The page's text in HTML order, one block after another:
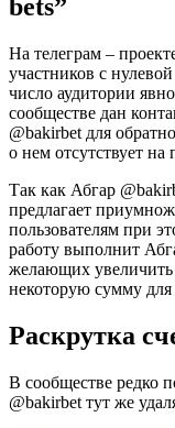
bets”
На телеграм –
участников с
число аудитории
сообществе дан
@bakirbet для
о нем отсутствует на
Так как Абгар
предлагает
пользователям при
работу выполнит
желающих увеличить
некоторую сумму для
Раскрутка
В сообществе редко
@bakirbet тут же